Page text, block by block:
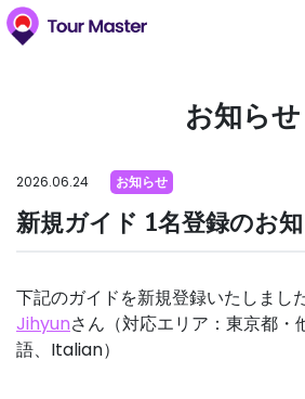
お知らせ
2026.06.24 お知らせ
新規ガイド 1名登録のお
下記のガイドを新規登録いたしました
Jihyunさん（対応エリア：東京都・
語、Italian）